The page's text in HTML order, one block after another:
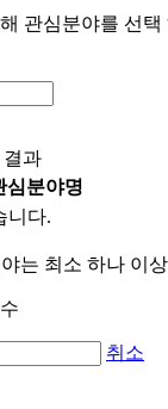
관심분야를 선택
과
심분야명
니다.
는 최소 하나 이
취소